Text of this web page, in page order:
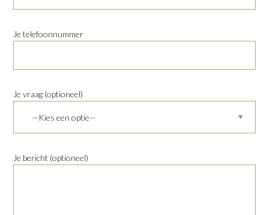
Je telefoonnummer
Je vraag (optioneel)
Je bericht (optioneel)